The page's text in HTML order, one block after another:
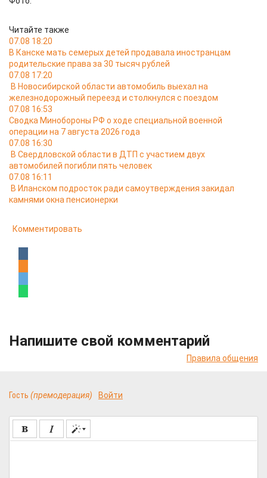
Читайте также
07.08 18:20
В Канске мать семерых детей продавала иностранцам
родительские права за 30 тысяч рублей
07.08 17:20
В Новосибирской области автомобиль выехал на
железнодорожный переезд и столкнулся с поездом
07.08 16:53
Сводка Минобороны РФ о ходе специальной военной
операции на 7 августа 2026 года
07.08 16:30
В Свердловской области в ДТП с участием двух
автомобилей погибли пять человек
07.08 16:11
В Иланском подросток ради самоутверждения закидал
камнями окна пенсионерки
Комментировать
Напишите свой комментарий
Правила общения
Гость (премодерация) Войти